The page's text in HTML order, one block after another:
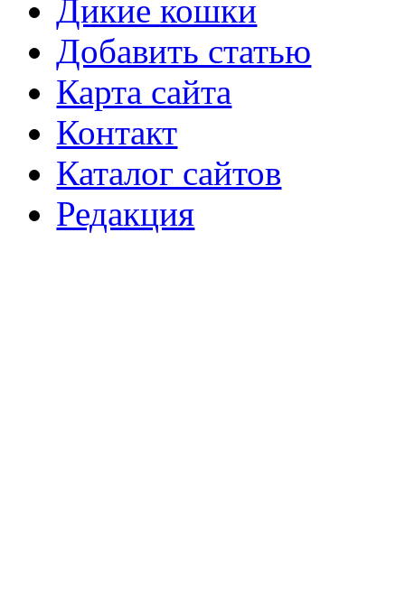
Дикие кошки
Добавить статью
Карта сайта
Контакт
Каталог сайтов
Редакция